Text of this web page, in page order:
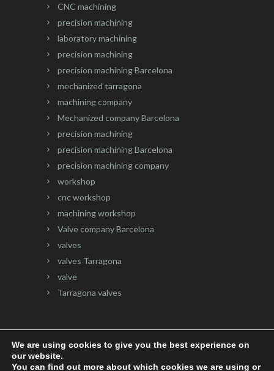
CNC machining
precision machining
laboratory machining
precision machining
precision machining Barcelona
mechanized tarragona
machining company
Mechanized company Barcelona
precision machining
precision machining Barcelona
precision machining company
workshop
cnc workshop
machining workshop
Valve company Barcelona
valves
valves Tarragona
valve
Tarragona valves
We are using cookies to give you the best experience on
our website.
You can find out more about which cookies we are using or